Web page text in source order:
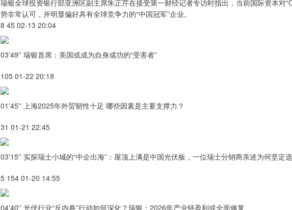
瑞银全球投资银行部亚洲区副主席朱正芹在接受第一财经记者专访时指出，当前国际资本对
势非常认可，并明显偏好具有全球竞争力的“中国冠军”企业。
8 45 02-13 20:04
03'49'' 瑞银首席：美国或成为自身成功的“受害者”
105 01-22 20:18
01'45'' 上海2025年外贸韧性十足 哪些因素是主要支撑力？
31 01-21 22:45
03'15'' 实探瑞士小城的“中企出海”：屋顶上满是中国光伏板，一位瑞士分销商亲述为何坚定
5 154 01-20 14:55
04'40'' 光伏行业“反内卷”行动如何深化？瑞银：2026年产业链盈利或全面修复